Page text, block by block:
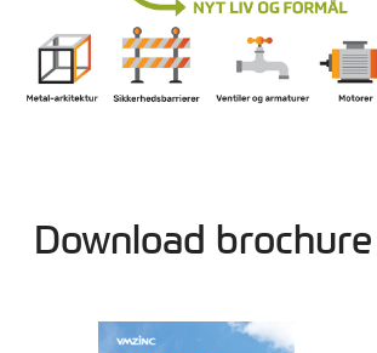
Download brochure